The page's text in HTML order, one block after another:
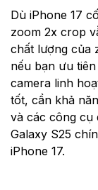
Dù iPhone 17
zoom 2x crop
chất lượng của
nếu bạn ưu
camera linh
tốt, cần khả
và các công cụ
Galaxy S25
iPhone 17.